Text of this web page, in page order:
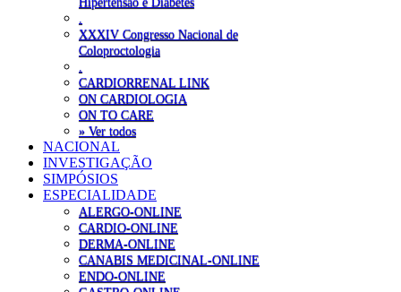
XXXIV Congresso Nacional de
Coloproctologia
CARDIORRENAL LINK
ON CARDIOLOGIA
ON TO CARE
» Ver todos
NACIONAL
INVESTIGAÇÃO
SIMPÓSIOS
ESPECIALIDADE
ALERGO-ONLINE
CARDIO-ONLINE
DERMA-ONLINE
CANABIS MEDICINAL-ONLINE
ENDO-ONLINE